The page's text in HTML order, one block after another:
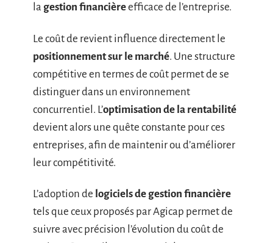
la gestion financièreefficace de l’entreprise.
Le coût de revient influence directement le
positionnement sur le marché. Une structure
compétitive en termes de coût permet de se
distinguer dans un environnement
concurrentiel. L’optimisation de la rentabilité
devient alors une quête constante pour ces
entreprises, afin de maintenir ou d’améliorer
leur compétitivité.
L’adoption de logiciels de gestion financière
tels que ceux proposés par Agicap permet de
suivre avec précision l’évolution du coût de